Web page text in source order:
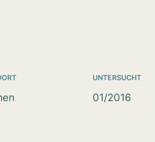
UNTERSUCHT
01/2016